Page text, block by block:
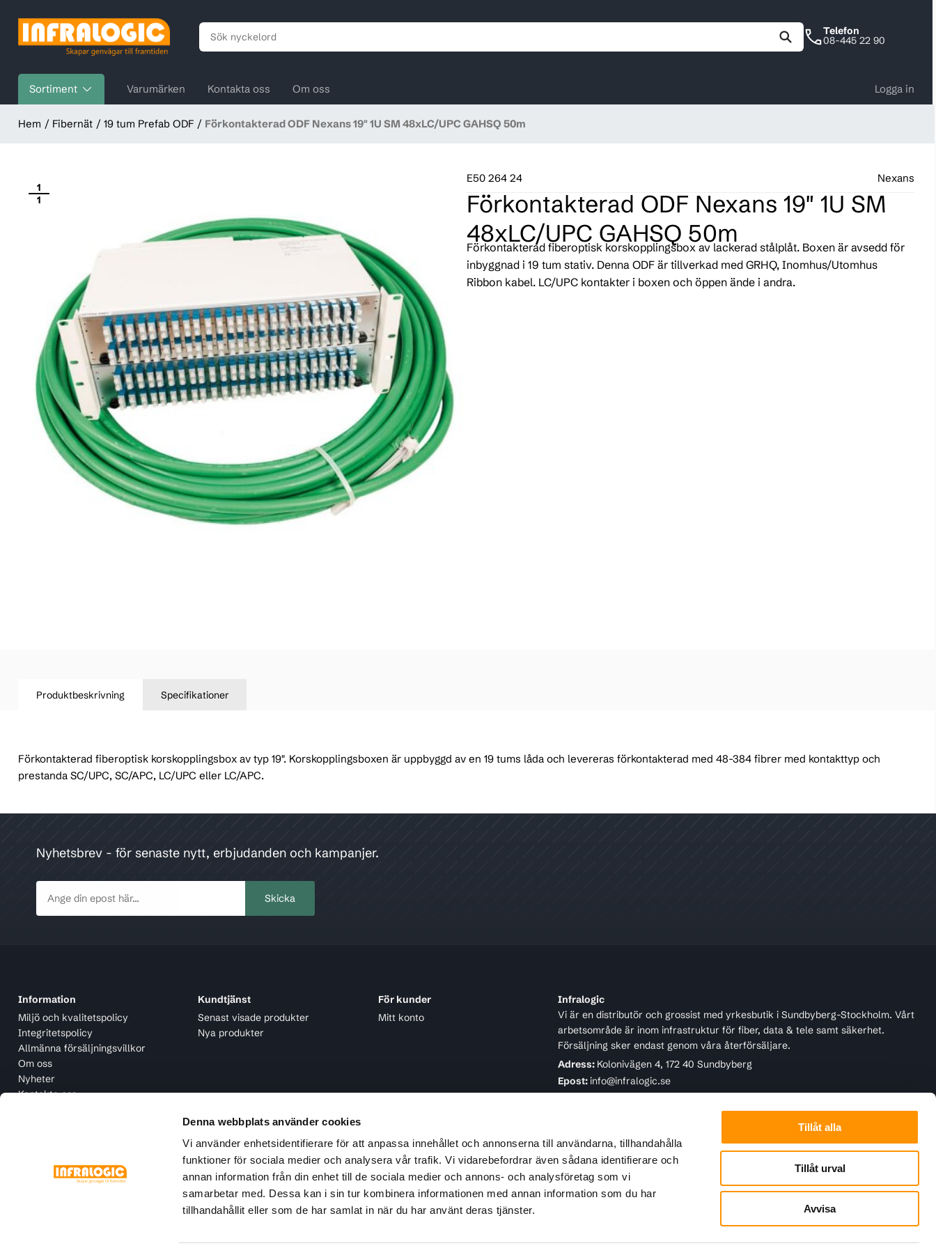
Denna webbplats använder cookies
Vi använder enhetsidentifierare för att anpassa innehållet och annonserna till användarna, tillhandahålla
funktioner för sociala medier och analysera vår trafik. Vi vidarebefordrar även sådana identifierare och
annan information från din enhet till de sociala medier och annons- och analysföretag som vi
samarbetar med. Dessa kan i sin tur kombinera informationen med annan information som du har
tillhandahållit eller som de har samlat in när du har använt deras tjänster.
Tillåt alla
Tillåt urval
Avvisa
Telefon
08-445 22 90
Sortiment Varumärken Kontakta oss Om oss Logga in
Hem Fibernät 19 tum Prefab ODF Förkontakterad ODF Nexans 19" 1U SM 48xLC/UPC GAHSQ 50m
1
1
E50 264 24 Nexans
Förkontakterad ODF Nexans 19" 1U SM
48xLC/UPC GAHSQ 50m
Förkontakterad fiberoptisk korskopplingsbox av lackerad stålplåt. Boxen är avsedd för
inbyggnad i 19 tum stativ. Denna ODF är tillverkad med GRHQ, Inomhus/Utomhus
Ribbon kabel. LC/UPC kontakter i boxen och öppen ände i andra.
Produktbeskrivning Specifikationer
Förkontakterad fiberoptisk korskopplingsbox av typ 19". Korskopplingsboxen är uppbyggd av en 19 tums låda och levereras förkontakterad med 48-384 fibrer med kontakttyp och
prestanda SC/UPC, SC/APC, LC/UPC eller LC/APC.
Nyhetsbrev - för senaste nytt, erbjudanden och kampanjer.
Infralogic
Vi är en distributör och grossist med yrkesbutik i Sundbyberg-Stockholm. Vårt
arbetsområde är inom infrastruktur för fiber, data & tele samt säkerhet.
Försäljning sker endast genom våra återförsäljare.
Adress: Kolonivägen 4, 172 40 Sundbyberg
Epost:info@infralogic.se
Information
Miljö och kvalitetspolicy
Integritetspolicy
Allmänna försäljningsvillkor
Om oss
Nyheter
Kontakta oss
Kundtjänst
Senast visade produkter
Nya produkter
För kunder
Mitt konto